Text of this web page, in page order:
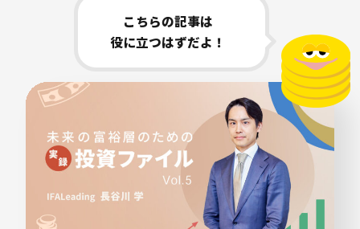
こちらの記事は
役に立つはずだよ！